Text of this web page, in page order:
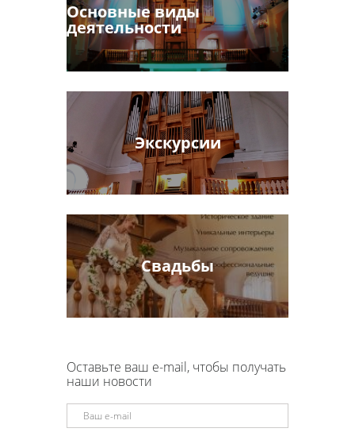
Основные виды
деятельности
Экскурсии
Свадьбы
Оставьте ваш e-mail, чтобы получать
наши новости